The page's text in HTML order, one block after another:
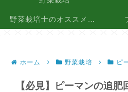
野菜栽培士のオススメ品種
ホーム 野菜栽培 ピ
【必見】ピーマンの追